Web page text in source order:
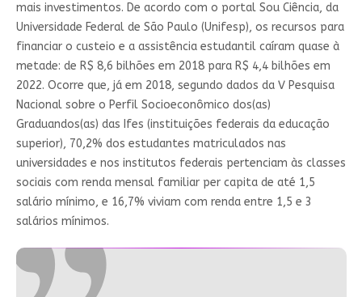
mais investimentos. De acordo com o portal Sou Ciência, da
Universidade Federal de São Paulo (Unifesp), os recursos para
financiar o custeio e a assistência estudantil caíram quase à
metade: de R$ 8,6 bilhões em 2018 para R$ 4,4 bilhões em
2022. Ocorre que, já em 2018, segundo dados da V Pesquisa
Nacional sobre o Perfil Socioeconômico dos(as)
Graduandos(as) das Ifes (instituições federais da educação
superior), 70,2% dos estudantes matriculados nas
universidades e nos institutos federais pertenciam às classes
sociais com renda mensal familiar per capita de até 1,5
salário mínimo, e 16,7% viviam com renda entre 1,5 e 3
salários mínimos.